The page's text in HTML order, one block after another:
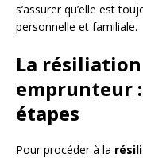
s’assurer qu’elle est
personnelle et familiale.
La résiliation
emprunteur
étapes
Pour procéder à la